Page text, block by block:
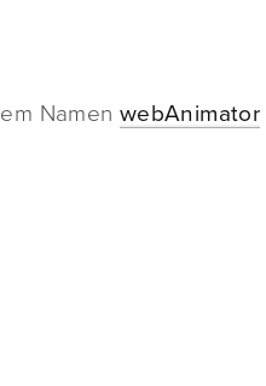
Namen webAnimator